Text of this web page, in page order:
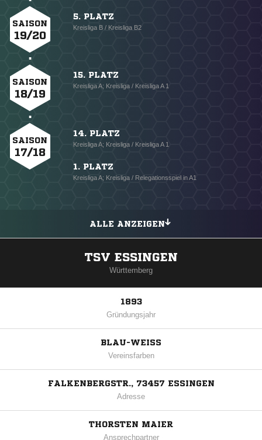
SAISON
19/20
5. PLATZ
Kreisliga B / Kreisliga B2
SAISON
18/19
15. PLATZ
Kreisliga A; Kreisliga / Kreisliga A 1
SAISON
17/18
14. PLATZ
Kreisliga A; Kreisliga / Kreisliga A 1
1. PLATZ
Kreisliga A; Kreisliga / Relegationsspiel in A1
ALLE ANZEIGEN
TSV ESSINGEN
Württemberg
1893
Gründungsjahr
BLAU-WEISS
Vereinsfarben
FALKENBERGSTR., 73457 ESSINGEN
Adresse
THORSTEN MAIER
Ansprechpartner